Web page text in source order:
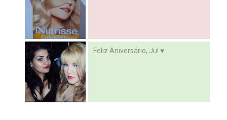
Feliz Aniversário, Ju! ♥